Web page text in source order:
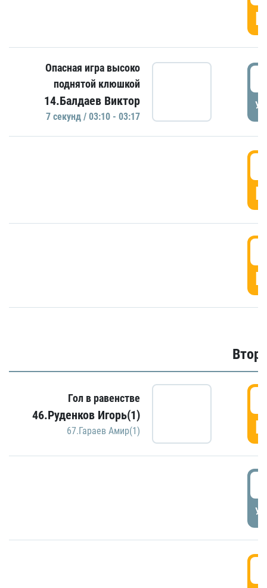
Опасная игра высоко
поднятой клюшкой
14.Балдаев Виктор
7 секунд / 03:10 - 03:17
Гол в равенстве
46.Руденков Игорь(1)
67.Гараев Амир(1)